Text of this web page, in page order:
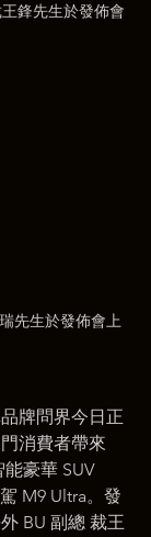
鋒先生於發佈會
先生於發佈會上
牌問界今日正
消費者帶來
豪華 SUV
M9 Ultra。發
BU 副總 裁王